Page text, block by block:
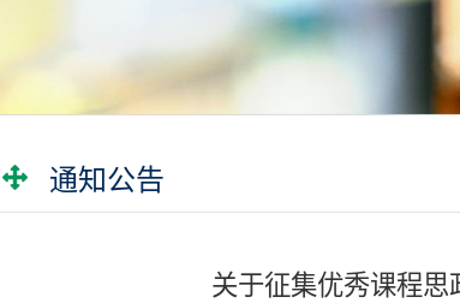
通知公告
关于征集优秀课程思